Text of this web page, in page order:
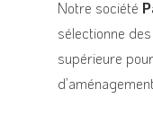
Notre société
sélectionne
supérieure